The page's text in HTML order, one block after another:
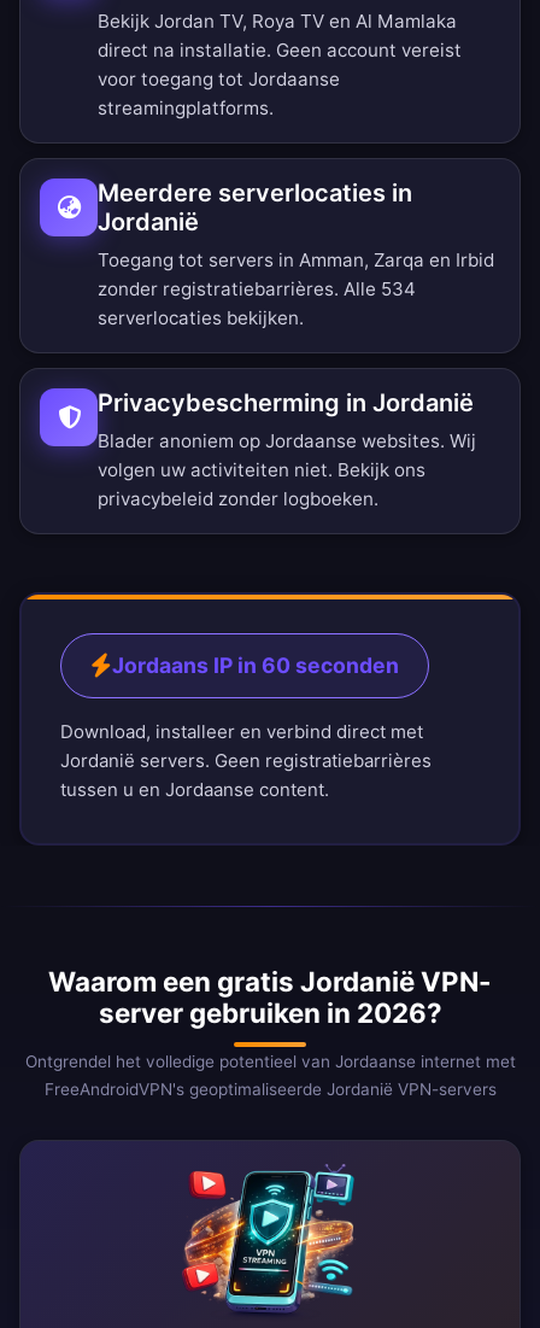
Bekijk Jordan TV, Roya TV en Al Mamlaka
direct na installatie. Geen account vereist
voor toegang tot Jordaanse
streamingplatforms.
Meerdere serverlocaties in
Jordanië
Toegang tot servers in Amman, Zarqa en Irbid
zonder registratiebarrières. Alle 534
serverlocaties bekijken.
Privacybescherming in Jordanië
Blader anoniem op Jordaanse websites. Wij
volgen uw activiteiten niet. Bekijk ons
privacybeleid zonder logboeken.
Jordaans IP in 60 seconden
Download, installeer en verbind direct met
Jordanië servers. Geen registratiebarrières
tussen u en Jordaanse content.
Waarom een gratis Jordanië VPN-
server gebruiken in 2026?
Ontgrendel het volledige potentieel van Jordaanse internet met
FreeAndroidVPN's geoptimaliseerde Jordanië VPN-servers